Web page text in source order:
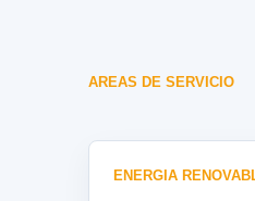
AREAS DE SERVICIO
ENERGIA